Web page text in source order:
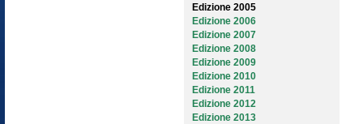
Edizione 2005
Edizione 2006
Edizione 2007
Edizione 2008
Edizione 2009
Edizione 2010
Edizione 2011
Edizione 2012
Edizione 2013